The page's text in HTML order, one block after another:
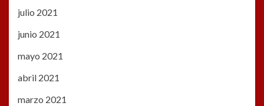
julio 2021
junio 2021
mayo 2021
abril 2021
marzo 2021